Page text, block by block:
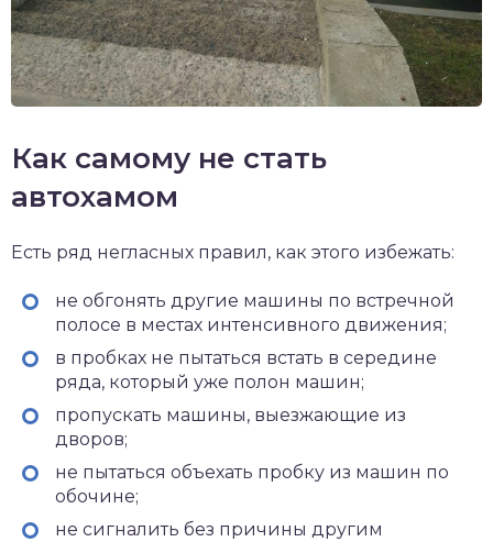
Как самому не стать
автохамом
Есть ряд негласных правил, как этого избежать:
не обгонять другие машины по встречной
полосе в местах интенсивного движения;
в пробках не пытаться встать в середине
ряда, который уже полон машин;
пропускать машины, выезжающие из
дворов;
не пытаться объехать пробку из машин по
обочине;
не сигналить без причины другим